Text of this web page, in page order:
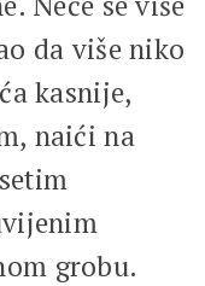
da više niko
kasnije,
naići na
grobu.